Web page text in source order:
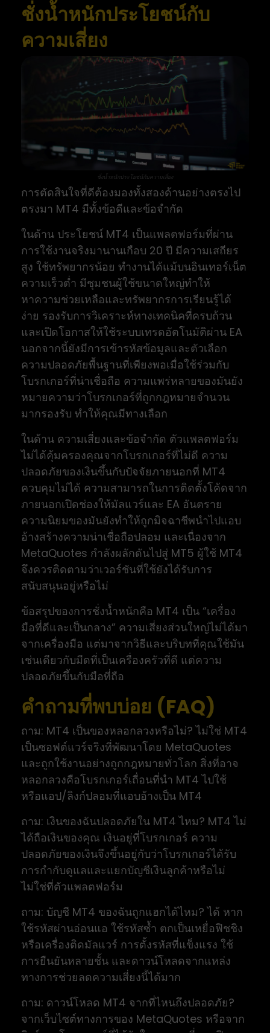
ชั่งน้ำหนักประโยชน์กับ
ความเสี่ยง
ชั่งน้ำหนักประโยชน์กับความเสี่ยง
การตัดสินใจที่ดีต้องมองทั้งสองด้านอย่างตรงไป
ตรงมา MT4 มีทั้งข้อดีและข้อจำกัด
ในด้าน ประโยชน์ MT4 เป็นแพลตฟอร์มที่ผ่าน
การใช้งานจริงมานานเกือบ 20 ปี มีความเสถียร
สูง ใช้ทรัพยากรน้อย ทำงานได้แม้บนอินเทอร์เน็ต
ความเร็วต่ำ มีชุมชนผู้ใช้ขนาดใหญ่ทำให้
หาความช่วยเหลือและทรัพยากรการเรียนรู้ได้
ง่าย รองรับการวิเคราะห์ทางเทคนิคที่ครบถ้วน
และเปิดโอกาสให้ใช้ระบบเทรดอัตโนมัติผ่าน EA
นอกจากนี้ยังมีการเข้ารหัสข้อมูลและตัวเลือก
ความปลอดภัยพื้นฐานที่เพียงพอเมื่อใช้ร่วมกับ
โบรกเกอร์ที่น่าเชื่อถือ ความแพร่หลายของมันยัง
หมายความว่าโบรกเกอร์ที่ถูกกฎหมายจำนวน
มากรองรับ ทำให้คุณมีทางเลือก
ในด้าน ความเสี่ยงและข้อจำกัด ตัวแพลตฟอร์ม
ไม่ได้คุ้มครองคุณจากโบรกเกอร์ที่ไม่ดี ความ
ปลอดภัยของเงินขึ้นกับปัจจัยภายนอกที่ MT4
ควบคุมไม่ได้ ความสามารถในการติดตั้งโค้ดจาก
ภายนอกเปิดช่องให้มัลแวร์และ EA อันตราย
ความนิยมของมันยังทำให้ถูกมิจฉาชีพนำไปแอบ
อ้างสร้างความน่าเชื่อถือปลอม และเนื่องจาก
MetaQuotes กำลังผลักดันไปสู่ MT5 ผู้ใช้ MT4
จึงควรติดตามว่าเวอร์ชันที่ใช้ยังได้รับการ
สนับสนุนอยู่หรือไม่
ข้อสรุปของการชั่งน้ำหนักคือ MT4 เป็น “เครื่อง
มือที่ดีและเป็นกลาง” ความเสี่ยงส่วนใหญ่ไม่ได้มา
จากเครื่องมือ แต่มาจากวิธีและบริบทที่คุณใช้มัน
เช่นเดียวกับมีดที่เป็นเครื่องครัวที่ดี แต่ความ
ปลอดภัยขึ้นกับมือที่ถือ
คำถามที่พบบ่อย (FAQ)
ถาม: MT4 เป็นของหลอกลวงหรือไม่? ไม่ใช่ MT4
เป็นซอฟต์แวร์จริงที่พัฒนาโดย MetaQuotes
และถูกใช้งานอย่างถูกกฎหมายทั่วโลก สิ่งที่อาจ
หลอกลวงคือโบรกเกอร์เถื่อนที่นำ MT4 ไปใช้
หรือแอป/ลิงก์ปลอมที่แอบอ้างเป็น MT4
ถาม: เงินของฉันปลอดภัยใน MT4 ไหม? MT4 ไม่
ได้ถือเงินของคุณ เงินอยู่ที่โบรกเกอร์ ความ
ปลอดภัยของเงินจึงขึ้นอยู่กับว่าโบรกเกอร์ได้รับ
การกำกับดูแลและแยกบัญชีเงินลูกค้าหรือไม่
ไม่ใช่ที่ตัวแพลตฟอร์ม
ถาม: บัญชี MT4 ของฉันถูกแฮกได้ไหม? ได้ หาก
ใช้รหัสผ่านอ่อนแอ ใช้รหัสซ้ำ ตกเป็นเหยื่อฟิชชิง
หรือเครื่องติดมัลแวร์ การตั้งรหัสที่แข็งแรง ใช้
การยืนยันหลายชั้น และดาวน์โหลดจากแหล่ง
ทางการช่วยลดความเสี่ยงนี้ได้มาก
ถาม: ดาวน์โหลด MT4 จากที่ไหนถึงปลอดภัย?
จากเว็บไซต์ทางการของ MetaQuotes หรือจาก